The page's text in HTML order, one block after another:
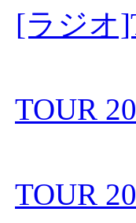
[ラジオ
TOUR
TOUR